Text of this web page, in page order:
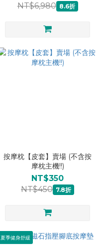
NT$6,980 8.6折
按摩枕【皮套】賣場 (不含按
摩枕主機!!)
NT$350
NT$450 7.8折
夏季健身舒緩